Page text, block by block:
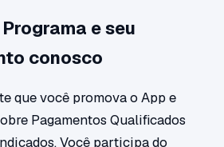
e seu
conosco
que você promova o App e
Pagamentos Qualificados
Você participa do